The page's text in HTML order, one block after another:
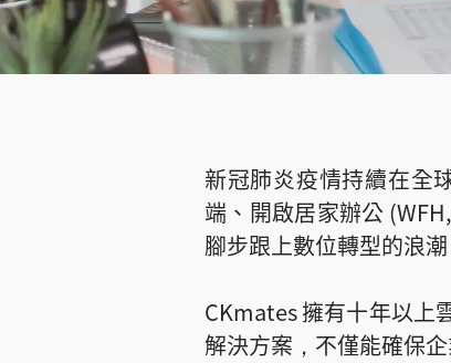
新冠肺炎疫情持續在全
端、開啟居家辦公
腳步跟上數位轉型的浪潮
CKmates 擁有十年以上
解決方案，不僅能確保